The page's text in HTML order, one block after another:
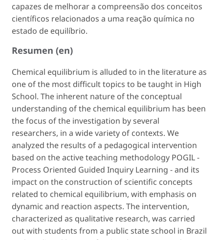
capazes de melhorar a compreensão dos conceitos
científicos relacionados a uma reação química no
estado de equilíbrio.
Resumen (en)
Chemical equilibrium is alluded to in the literature as
one of the most difficult topics to be taught in High
School. The inherent nature of the conceptual
understanding of the chemical equilibrium has been
the focus of the investigation by several
researchers, in a wide variety of contexts. We
analyzed the results of a pedagogical intervention
based on the active teaching methodology POGIL -
Process Oriented Guided Inquiry Learning - and its
impact on the construction of scientific concepts
related to chemical equilibrium, with emphasis on
dynamic and reaction aspects. The intervention,
characterized as qualitative research, was carried
out with students from a public state school in Brazil